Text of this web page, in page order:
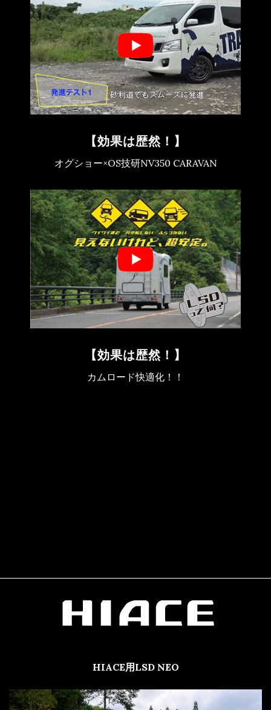
【効果は歴然！】
オグショー×OS技研NV350 CARAVAN
【効果は歴然！】
カムロード快適化！！
HIACE用LSD NEO